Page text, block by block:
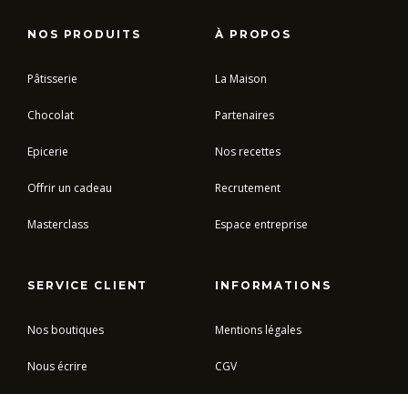
NOS PRODUITS
Pâtisserie
Chocolat
Epicerie
Offrir un cadeau
Masterclass
À PROPOS
La Maison
Partenaires
Nos recettes
Recrutement
Espace entreprise
SERVICE CLIENT
Nos boutiques
Nous écrire
INFORMATIONS
Mentions légales
CGV